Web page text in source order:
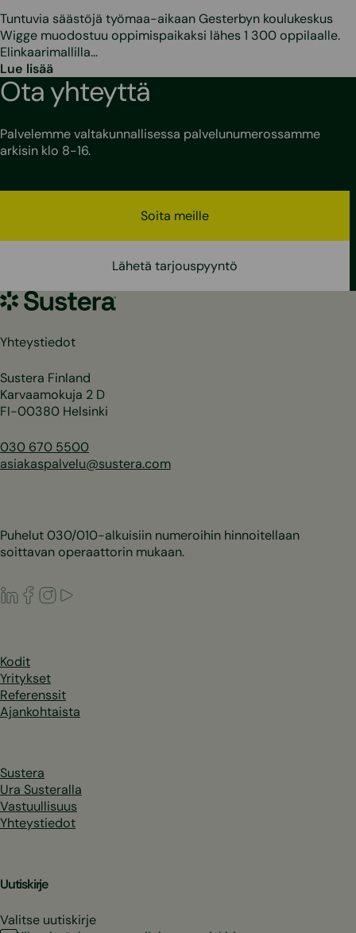
Tuntuvia säästöjä työmaa-aikaan Gesterbyn koulukeskus
Wigge muodostuu oppimispaikaksi lähes 1 300 oppilaalle.
Elinkaarimallilla…
Lue lisää
Ota yhteyttä
Palvelemme valtakunnallisessa palvelunumerossamme
arkisin klo 8-16.
Soita meille
Lähetä tarjouspyyntö
Sustera
Yhteystiedot
Sustera Finland
Karvaamokuja 2 D
FI-00380 Helsinki
030 670 5500
asiakaspalvelu@sustera.com
Puhelut 030/010-alkuisiin numeroihin hinnoitellaan
soittavan operaattorin mukaan.
LinkedIn
Facebook
Instagram
Kodit
Yritykset
Referenssit
Ajankohtaista
Sustera
Ura Susteralla
Vastuullisuus
Yhteystiedot
Uutiskirje
Valitse uutiskirje